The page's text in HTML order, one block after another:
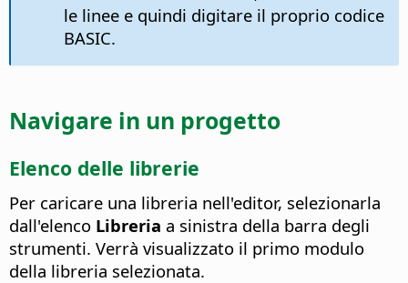
le linee e quindi digitare il proprio codice
BASIC.
Navigare in un progetto
Elenco delle librerie
Per caricare una libreria nell'editor, selezionarla
dall'elenco Libreria a sinistra della barra degli
strumenti. Verrà visualizzato il primo modulo
della libreria selezionata.